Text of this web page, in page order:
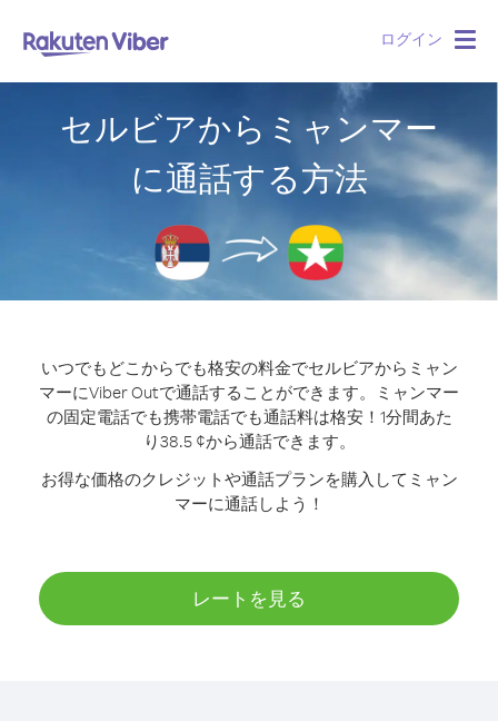
ログイン
セルビアからミャンマー
に通話する方法
いつでもどこからでも格安の料金でセルビアからミャン
マーにViber Outで通話することができます。
ミャンマー
の固定電話でも携帯電話でも通話料は格安！1分間あた
り38.5 ¢から通話できます。
お得な価格のクレジットや通話プランを購入してミャン
マーに通話しよう！
レートを見る